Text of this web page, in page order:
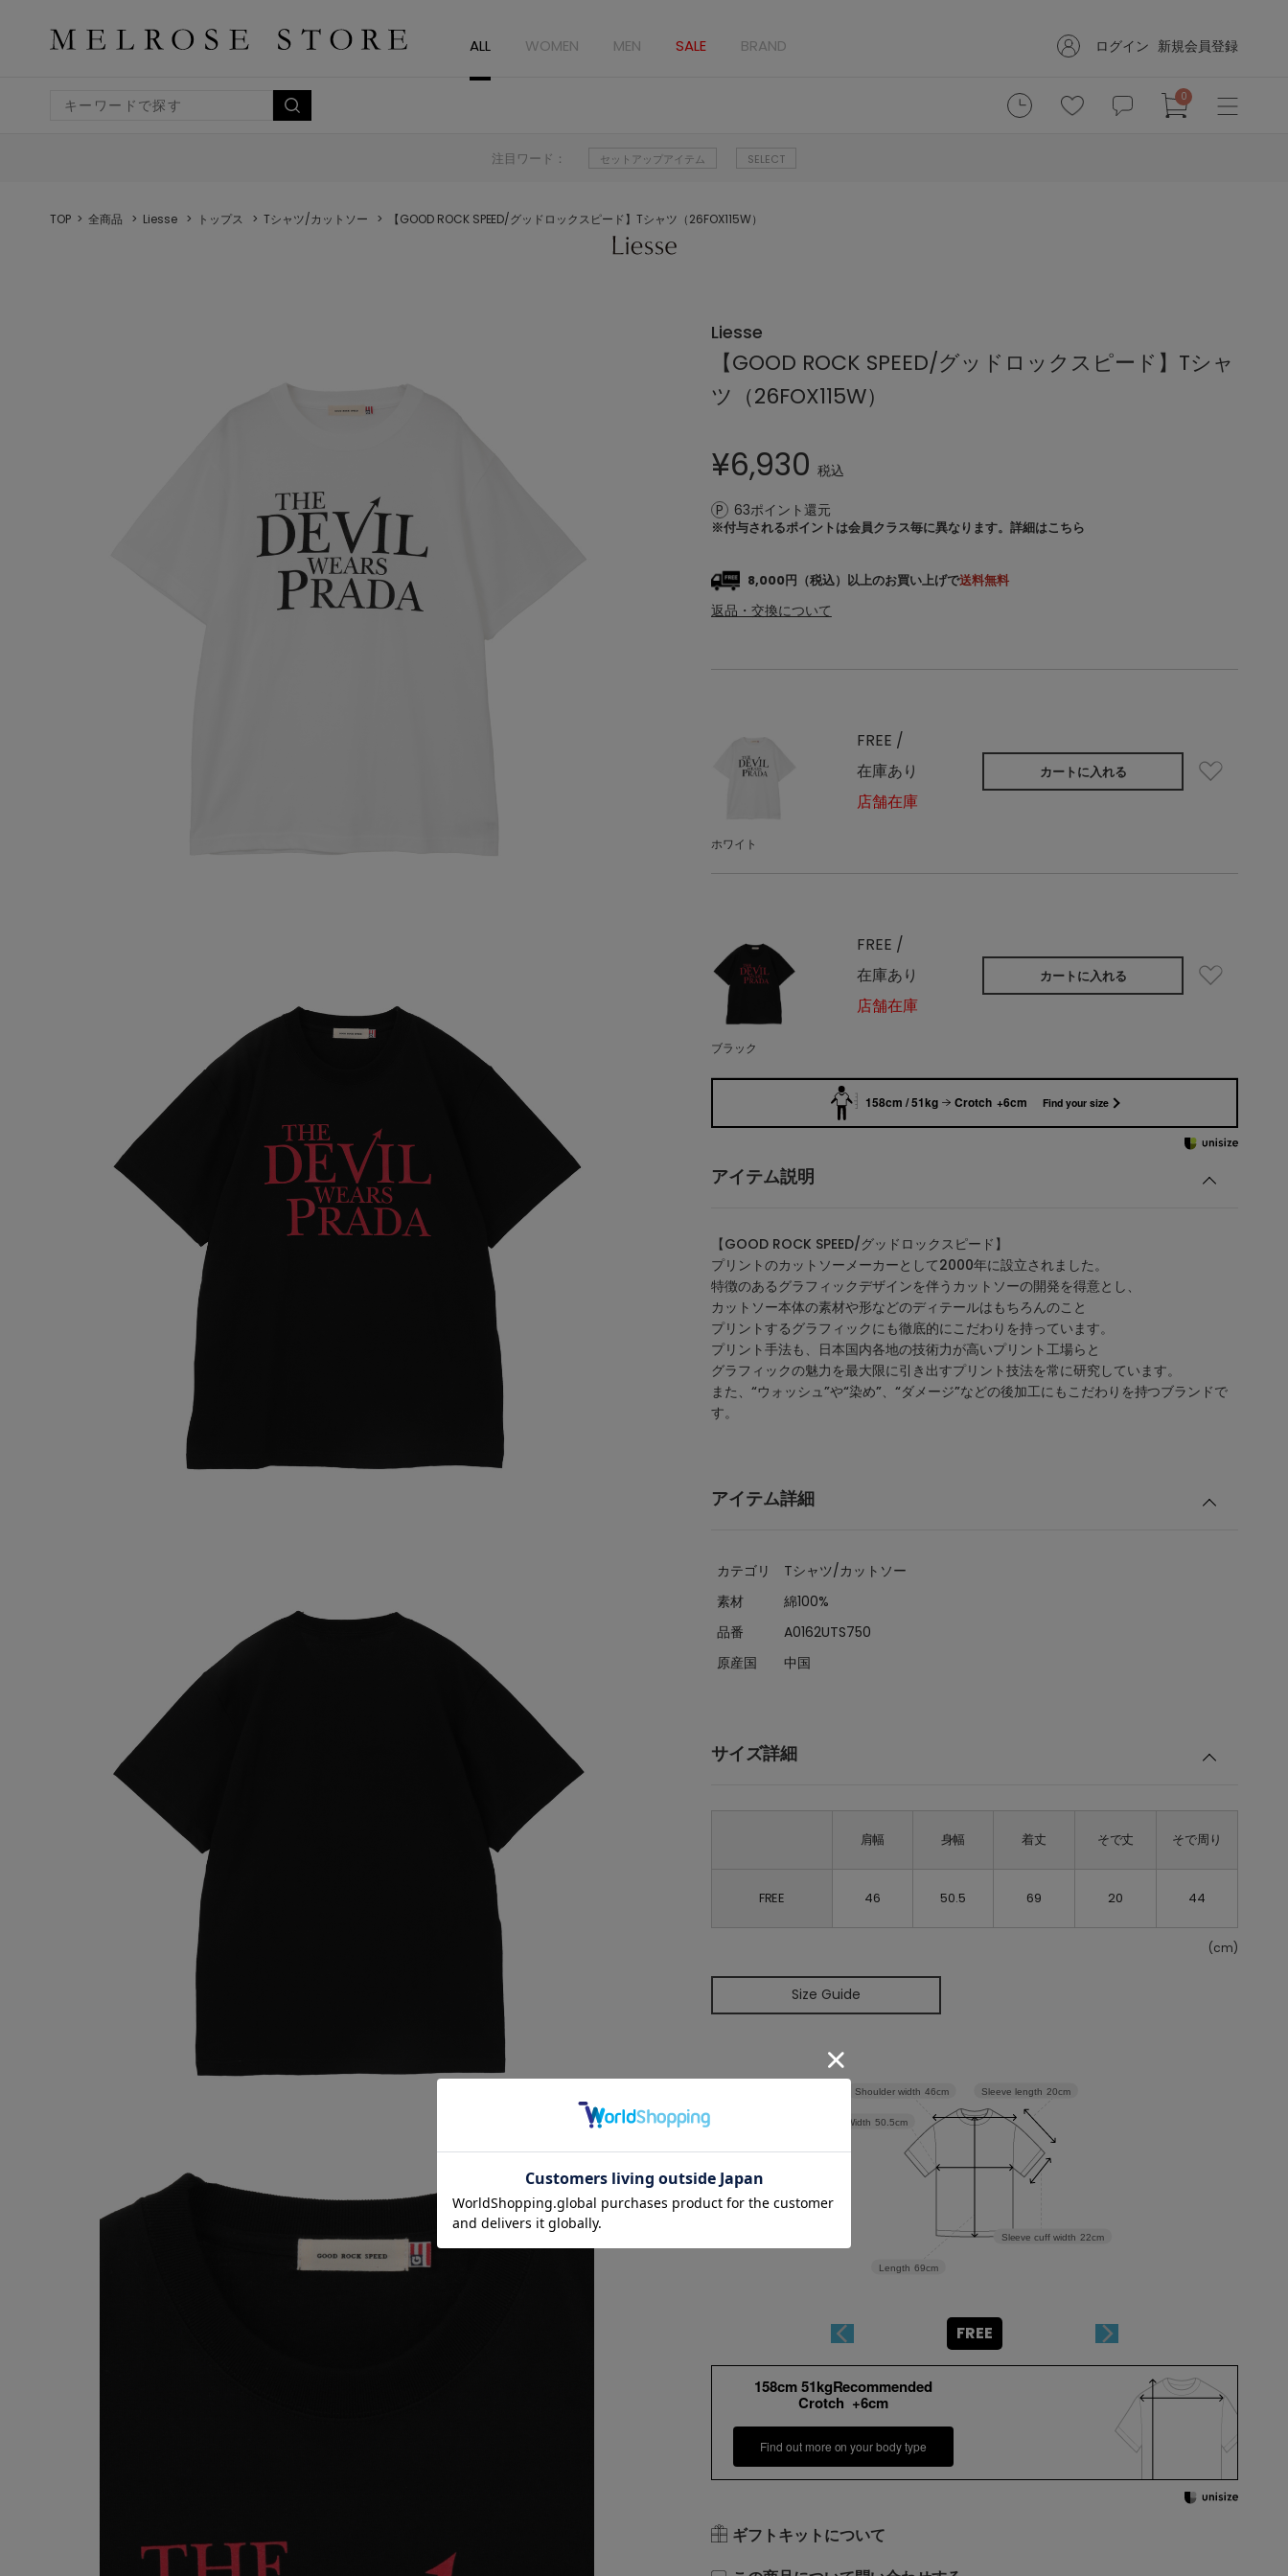
ALL WOMEN MEN SALE BRAND ログイン 新規会員登録
0
注目ワード： セットアップアイテム SELECT
TOP 全商品 Liesse トップス Tシャツ/カットソー 【GOOD ROCK SPEED/グッドロックスピード】Tシャツ（26FOX115W）
Liesse
【GOOD ROCK SPEED/グッドロックスピード】Tシャ
ツ（26FOX115W）
¥6,930 税込
63ポイント還元
※付与されるポイントは会員クラス毎に異なります。 詳細はこちら
8,000円（税込）以上のお買い上げで送料無料
返品・交換について
ホワイト
FREE /
在庫あり
店舗在庫
カートに入れる
ブラック
FREE /
在庫あり
店舗在庫
カートに入れる
158cm / 51kg Crotch +6cm Find your size
アイテム説明
【GOOD ROCK SPEED/グッドロックスピード】
プリントのカットソーメーカーとして2000年に設立されました。
特徴のあるグラフィックデザインを伴うカットソーの開発を得意とし、
カットソー本体の素材や形などのディテールはもちろんのこと
プリントするグラフィックにも徹底的にこだわりを持っています。
プリント手法も、日本国内各地の技術力が高いプリント工場らと
グラフィックの魅力を最大限に引き出すプリント技法を常に研究しています。
また、“ウォッシュ”や“染め”、“ダメージ”などの後加工にもこだわりを持つブランドで
す。
アイテム詳細
カテゴリ
Tシャツ/カットソー
素材
綿100%
品番
A0162UTS750
原産国
中国
サイズ詳細
肩幅 身幅 着丈 そで丈 そで周り
FREE 46 50.5 69 20 44
(cm)
Size Guide
Sleeve cuff width 22cm
Sleeve length 20cm
Length 69cm
Width 50.5cm
Shoulder width 46cm
FREE
158cm 51kgRecommended
Crotch +6cm
Find out more on your body type
ギフトキットについて